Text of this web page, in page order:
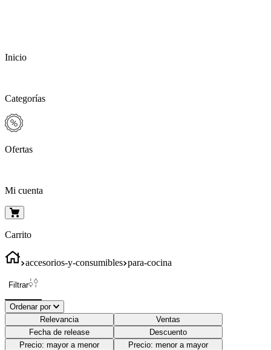
Inicio
Categorías
Ofertas
Mi cuenta
Carrito
accesorios-y-consumibles para-cocina
Filtrar
Ordenar por
Relevancia
Ventas
Fecha de release
Descuento
Precio: mayor a menor
Precio: menor a mayor